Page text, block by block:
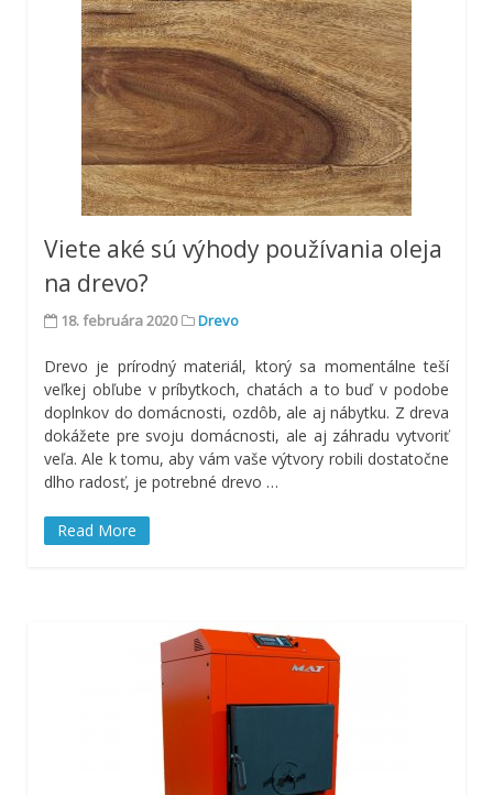
Viete aké sú výhody používania oleja
na drevo?
18. februára 2020 Drevo
Drevo je prírodný materiál, ktorý sa momentálne teší
veľkej obľube v príbytkoch, chatách a to buď v podobe
doplnkov do domácnosti, ozdôb, ale aj nábytku. Z dreva
dokážete pre svoju domácnosti, ale aj záhradu vytvoriť
veľa. Ale k tomu, aby vám vaše výtvory robili dostatočne
dlho radosť, je potrebné drevo …
Read More